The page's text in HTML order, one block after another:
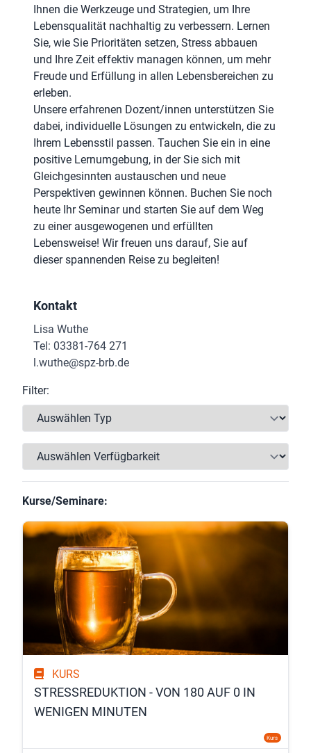
Ihnen die Werkzeuge und Strategien, um Ihre
Lebensqualität nachhaltig zu verbessern. Lernen
Sie, wie Sie Prioritäten setzen, Stress abbauen
und Ihre Zeit effektiv managen können, um mehr
Freude und Erfüllung in allen Lebensbereichen zu
erleben.
Unsere erfahrenen Dozent/innen unterstützen Sie
dabei, individuelle Lösungen zu entwickeln, die zu
Ihrem Lebensstil passen. Tauchen Sie ein in eine
positive Lernumgebung, in der Sie sich mit
Gleichgesinnten austauschen und neue
Perspektiven gewinnen können. Buchen Sie noch
heute Ihr Seminar und starten Sie auf dem Weg
zu einer ausgewogenen und erfüllten
Lebensweise! Wir freuen uns darauf, Sie auf
dieser spannenden Reise zu begleiten!
Kontakt
Lisa Wuthe
Tel: 03381-764 271
l.wuthe@spz-brb.de
Filter:
Kurse/Seminare:
KURS
STRESSREDUKTION - VON 180 AUF 0 IN
WENIGEN MINUTEN
Kurs